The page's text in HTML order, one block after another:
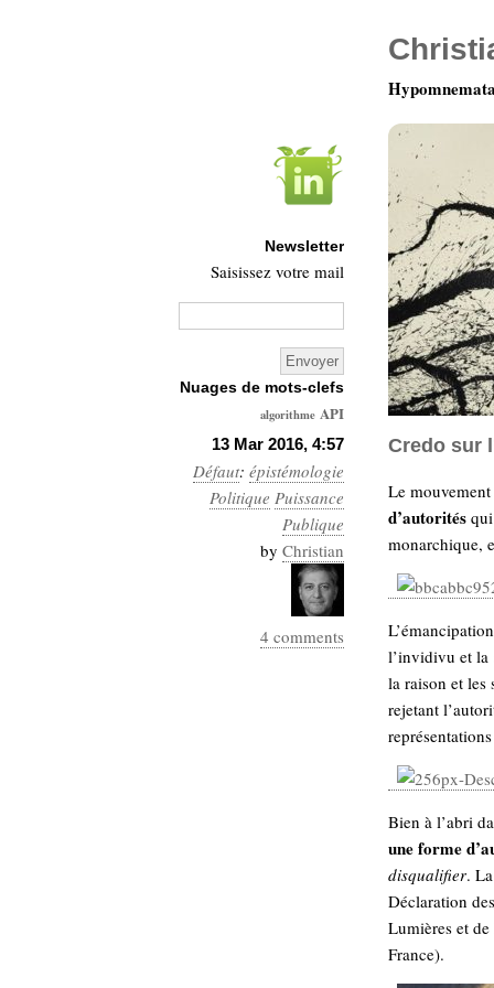
13 Mar 2016, 4:57
Défaut: épistémologie
Politique Puissance
Publique
by Christian
4 comments
Credo sur
Le
d’autorités
monarchique,
l’invidivu et la
la raison et les
rejetant
Bien à l’abri
une forme
disqualifier.
Déclaration
Lumières et
France).
Newsletter
Saisissez votre mail
Nuages de mots-clefs
algorithme API
Architecture
Ars-
Industrialis
business_model
cinéma
Cloud